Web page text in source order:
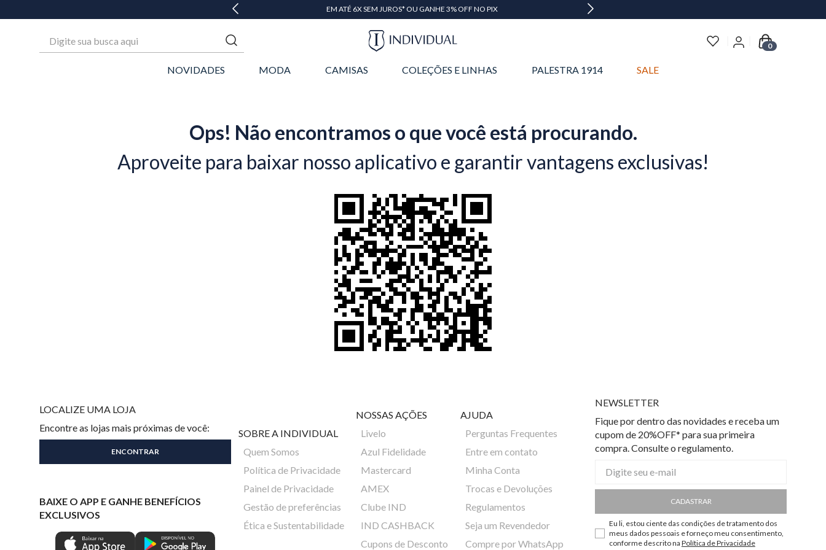
EM ATÉ 6X SEM JUROS* OU GANHE 3% OFF NO PIX
0
NOVIDADES MODA CAMISAS COLEÇÕES E LINHAS PALESTRA 1914 SALE
Ops! Não encontramos o que você está procurando.
Aproveite para baixar nosso aplicativo e garantir vantagens exclusivas!
LOCALIZE UMA LOJA
Encontre as lojas mais próximas de você:
BAIXE O APP E GANHE BENEFÍCIOS
EXCLUSIVOS
SOBRE A INDIVIDUAL
Quem Somos
Política de Privacidade
Painel de Privacidade
Gestão de preferências
Ética e Sustentabilidade
NOSSAS AÇÕES
Livelo
Azul Fidelidade
Mastercard
AMEX
Clube IND
IND CASHBACK
Cupons de Desconto
AJUDA
Perguntas Frequentes
Entre em contato
Minha Conta
Trocas e Devoluções
Regulamentos
Seja um Revendedor
Compre por WhatsApp
NEWSLETTER
Fique por dentro das novidades e receba um
cupom de 20%OFF* para sua primeira
compra. Consulte o regulamento.
CADASTRAR
Eu li, estou ciente das condições de tratamento dos
meus dados pessoais e forneço meu consentimento,
conforme descrito na Política de Privacidade